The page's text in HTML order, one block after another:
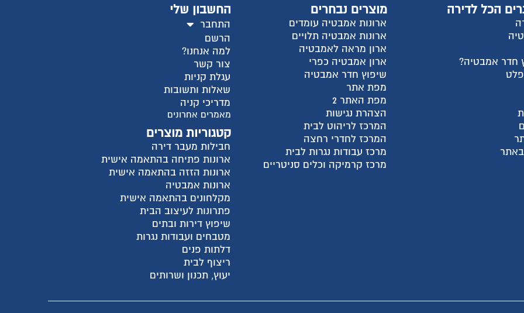
הכל לדירה
חדר אמבטיה?
באתר
מוצרים נבחרים
ארונות אמבטיה עומדים
ארונות אמבטיה תלויים
ארון מראה לאמבטיה
ארון אמבטיה כפרי
שיפוץ חדר אמבטיה
מפת אתר
מפת האתר 2
הצהרת נגישות
המרכז לריהוט לבית
המרכז לחדרי רחצה
מרכז עבודות נגרות לבית
מרכז קרמיקה וכלים סניטריים
החשבון שלי
התחבר
הרשם
למה אנחנו?
צור קשר
עגלת קניות
שאלות ותשובות
מדריכי קניה
מאמרים אחרונים
קטגוריות מוצרים
חבילות מעבר דירה
ארונות פתיחה בהתאמה אישית
ארונות הזזה בהתאמה אישית
ארונות אמבטיה
מקלחונים בהתאמה אישית
פתרונות לעיצוב הבית
שיפוץ דירות ובתים
מטבחים ועבודות נגרות
דלתות פנים
ריצוף לבית
יעוץ, תכנון ושרותים